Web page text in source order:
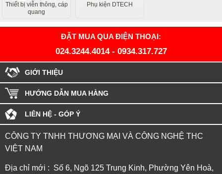
Thiết bị viễn thông, cáp
quang
Phụ kiện DTECH
ĐẶT MUA QUA ĐIỆN THOẠI:
024.3244.4014- 0934.317.727
GIỚI THIỆU
HƯỚNG DẪN MUA HÀNG
LIÊN HỆ - GÓP Ý
CÔNG TY TNHH THƯƠNG MẠI VÀ CÔNG NGHỆ THC
VIỆT NAM
Địa chỉ mới : Số 6, Ngõ 125 Trung Kinh, Phường Yên Hoà,